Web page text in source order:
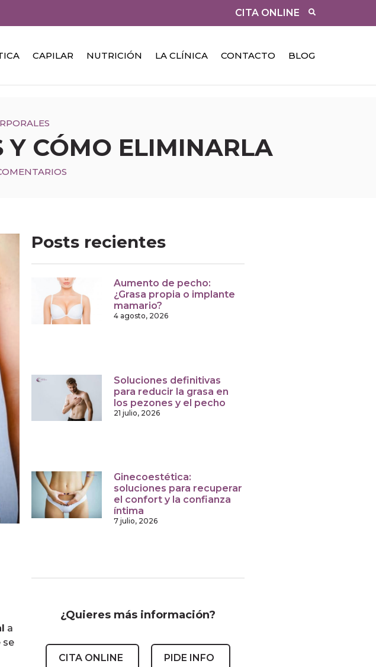
CITA ONLINE
CAPILAR NUTRICIÓN LA CLÍNICA CONTACTO BLOG
Y CÓMO ELIMINARLA
a
se
Posts recientes
Aumento de pecho:
¿Grasa propia o implante
mamario?
4 agosto, 2026
Soluciones definitivas
para reducir la grasa en
los pezones y el pecho
21 julio, 2026
Ginecoestética:
soluciones para recuperar
el confort y la confianza
íntima
7 julio, 2026
¿Quieres más información?
CITA ONLINE PIDE INFO